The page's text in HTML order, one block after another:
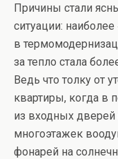
Причины стали
ситуации:
в
за тепло стала
Ведь что толку от
квартиры, когда в
из входных дверей
многоэтажек
фонарей на